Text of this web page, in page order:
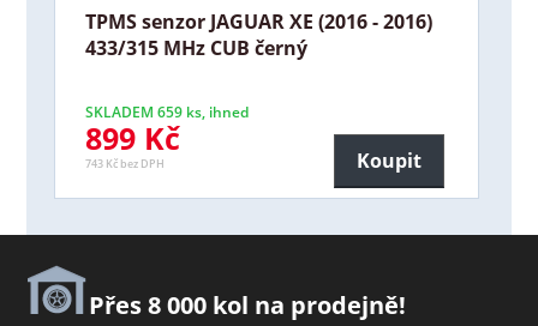
TPMS senzor JAGUAR XE (2016 - 2016)
433/315 MHz CUB černý
SKLADEM 659 ks, ihned
899 Kč
743 Kč bez DPH Koupit
Přes 8 000 kol na prodejně!